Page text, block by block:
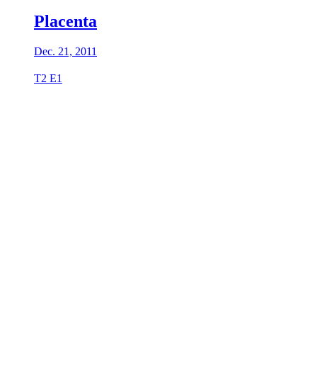
Placenta
Dec. 21, 2011
T2 E1